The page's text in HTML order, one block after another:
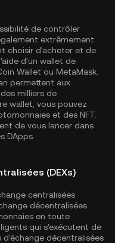
de contrôler
extrêmement
choisir d'acheter et de
d'un wallet de
Wallet ou MetaMask.
permettent aux
milliers de
wallet, vous pouvez
et des NFT.
de vous lancer dans
DApps.
(DEXs)
centralisées
décentralisées
en toute
qui s'exécutent de
décentralisées